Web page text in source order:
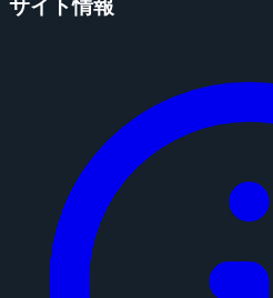
サイト情報